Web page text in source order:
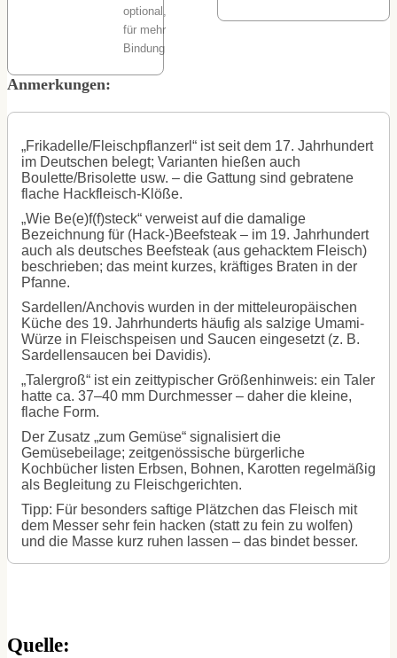
optional,
für mehr
Bindung
Anmerkungen:
„Frikadelle/Fleischpflanzerl“ ist seit dem 17. Jahrhundert
im Deutschen belegt; Varianten hießen auch
Boulette/Brisolette usw. – die Gattung sind gebratene
flache Hackfleisch-Klöße.
„Wie Be(e)f(f)steck“ verweist auf die damalige
Bezeichnung für (Hack-)Beefsteak – im 19. Jahrhundert
auch als deutsches Beefsteak (aus gehacktem Fleisch)
beschrieben; das meint kurzes, kräftiges Braten in der
Pfanne.
Sardellen/Anchovis wurden in der mitteleuropäischen
Küche des 19. Jahrhunderts häufig als salzige Umami-
Würze in Fleischspeisen und Saucen eingesetzt (z. B.
Sardellensaucen bei Davidis).
„Talergroß“ ist ein zeittypischer Größenhinweis: ein Taler
hatte ca. 37–40 mm Durchmesser – daher die kleine,
flache Form.
Der Zusatz „zum Gemüse“ signalisiert die
Gemüsebeilage; zeitgenössische bürgerliche
Kochbücher listen Erbsen, Bohnen, Karotten regelmäßig
als Begleitung zu Fleischgerichten.
Tipp: Für besonders saftige Plätzchen das Fleisch mit
dem Messer sehr fein hacken (statt zu fein zu wolfen)
und die Masse kurz ruhen lassen – das bindet besser.
Quelle: